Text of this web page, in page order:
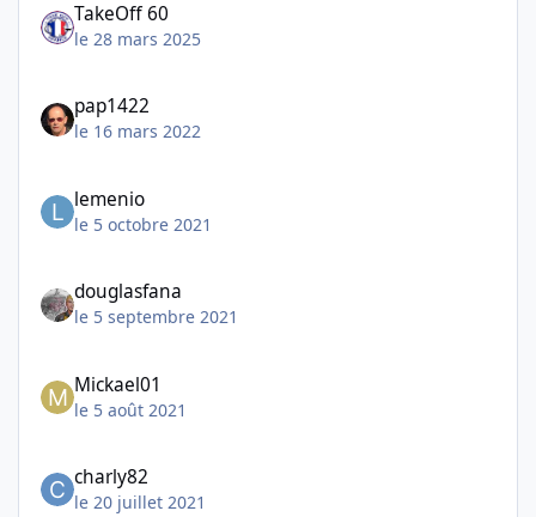
TakeOff 60
le 28 mars 2025
pap1422
le 16 mars 2022
lemenio
le 5 octobre 2021
douglasfana
le 5 septembre 2021
Mickael01
le 5 août 2021
charly82
le 20 juillet 2021